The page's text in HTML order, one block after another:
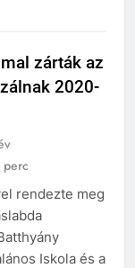
zárták az
2020-
perc
rendezte meg
Iskola és a